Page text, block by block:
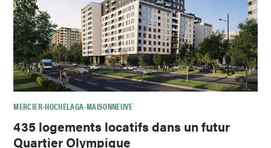
MERCIER-HOCHELAGA-MAISONNEUVE
435 logements locatifs dans un futur
Quartier Olympique